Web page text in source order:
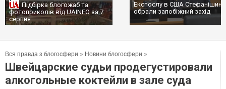
Підбірка блогожаб та
фотоприколів від UAINFO за 7
серпня
Експослу в США
обрали запобіжний захід
Вся правда з блогосфери » Новини блогосфери »
Швейцарские судьи продегустировали
алкогольные коктейли в зале суда